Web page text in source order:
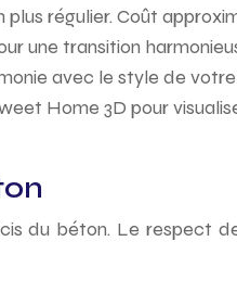
régulier. Coût
une transition
avec le style de
Home 3D pour
du béton. Le respect